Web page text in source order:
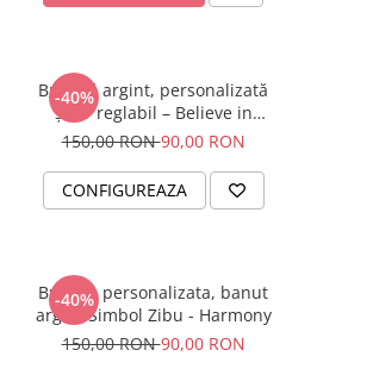
-40%
Brățară argint, personalizată
șnur reglabil – Believe in
Yourself
150,00 RON90,00 RON
CONFIGUREAZA
-40%
Bratara personalizata, banut
argint Simbol Zibu - Harmony
150,00 RON90,00 RON